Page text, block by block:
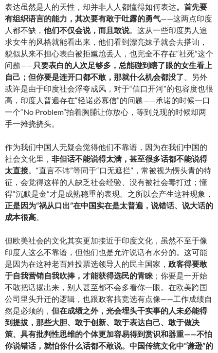
表达虽然是人的天性，却并非人人都懂得如何表达。首先要
有组织语言的能力，其次要有敢于吐露的勇气——这两点印度
人都不缺， 他们不仅会说，而且敢说。这从一些印度男人追
求女生的风格就能看出来，他们看到漂亮妹子就会去搭讪，
貌似从来不担心表白被拒尴尬丢人，也完全不存在“社死”这个
问题——只要表白的人次足够多，总能碰到瞎了眼的女生看上
自己；但你要是连开口都不敢，那就什么机会都没了。另外
或许是由于印度社会浮夸成风，对于“信口开河”的包容度也很
高，印度人普遍存在“轻诺必寡信”的问题——承诺的时候一口
一个“No Problem”拍着胸脯让你放心，等到兑现的时候却两
手一摊挠挠头。
作为我们中国人无疑会觉得他们不靠谱，因为在我们中国的
社会文化里， 非但话不能说得太满，甚至很多话都不能说得
太直接。“直言不讳”等同于“口无遮拦”，常被视为愣头青的特
征，会觉得这样的人缺乏社会经验、没有被社会毒打过；懂
得“沉默是金”才是成熟稳重的表现。之所以会产生这种现象，
正是因为“祸从口出”在中国实在是太普遍，说错话、说大话的
成本很高。
但欧美社会的文化其实更加接近于印度文化，虽然不至于像
印度人这么不靠谱，但他们也是允许说话有水分的。这可能
是因为在这种老百姓投票选领导人的民主国家， 政客得要敢
于自我营销自我吹捧，才能获得选民的青睐 ；你要是一开始
不敢把话撂出来，别人甚至都不会多看你一眼。在欧美跨国
公司里头升迁的逻辑，也跟政客搞竞选有点像——工作成绩自
然是必须的， 但在成绩之外，光会埋头干实事的人未必能得
到提拔，那些大胆、敢于创新、敢于表达自己、敢于做决
策、具有批判性思维的个体更加容易得到赏识和器重——不怕
你说错话，就怕你什么话都不敢说。中国传统文化中“谦逊”的